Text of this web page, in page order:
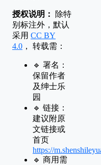
授权说明：
除特
别标注外，默认
采用 CC BY
4.0 ， 转载需：
🔹 署名：
保留作者
及绅士乐
园
🔹 链接：
建议附原
文链接或
首页
https://
🔹 商用需